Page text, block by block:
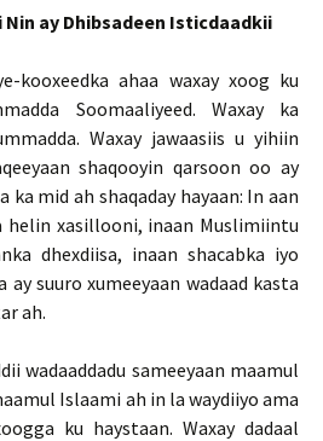
ay Dhibsadeen Isticdaadkii
kooxeedka ahaa waxay xoog ku
Soomaaliyeed. Waxay ka
Waxay jawaasiis u yihiin
shaqooyin qarsoon oo ay
ka mid ah shaqaday hayaan: In aan
helin xasillooni, inaan Muslimiintu
dhexdiisa, inaan shacabka iyo
ay suuro xumeeyaan wadaad kasta
ah.
wadaaddadu sameeyaan maamul
Islaami ah in la waydiiyo ama
ku haystaan. Waxay dadaal